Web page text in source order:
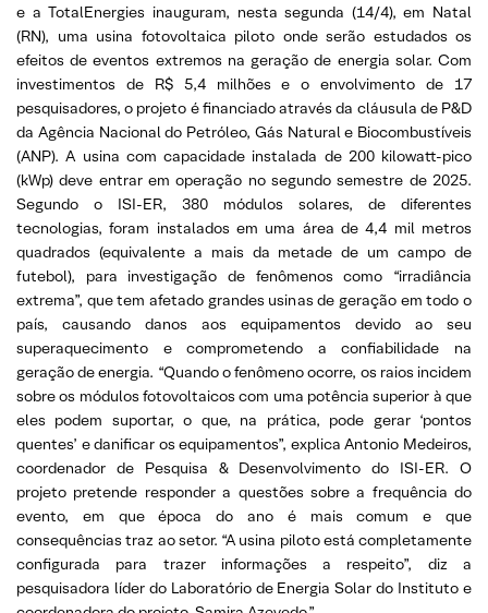
e a TotalEnergies inauguram, nesta segunda (14/4), em Natal
(RN), uma usina fotovoltaica piloto onde serão estudados os
efeitos de eventos extremos na geração de energia solar. Com
investimentos de R$ 5,4 milhões e o envolvimento de 17
pesquisadores, o projeto é financiado através da cláusula de P&D
da Agência Nacional do Petróleo, Gás Natural e Biocombustíveis
(ANP). A usina com capacidade instalada de 200 kilowatt-pico
(kWp) deve entrar em operação no segundo semestre de 2025.
Segundo o ISI-ER, 380 módulos solares, de diferentes
tecnologias, foram instalados em uma área de 4,4 mil metros
quadrados (equivalente a mais da metade de um campo de
futebol), para investigação de fenômenos como “irradiância
extrema”, que tem afetado grandes usinas de geração em todo o
país, causando danos aos equipamentos devido ao seu
superaquecimento e comprometendo a confiabilidade na
geração de energia. “Quando o fenômeno ocorre, os raios incidem
sobre os módulos fotovoltaicos com uma potência superior à que
eles podem suportar, o que, na prática, pode gerar ‘pontos
quentes’ e danificar os equipamentos”, explica Antonio Medeiros,
coordenador de Pesquisa & Desenvolvimento do ISI-ER. O
projeto pretende responder a questões sobre a frequência do
evento, em que época do ano é mais comum e que
consequências traz ao setor. “A usina piloto está completamente
configurada para trazer informações a respeito”, diz a
pesquisadora líder do Laboratório de Energia Solar do Instituto e